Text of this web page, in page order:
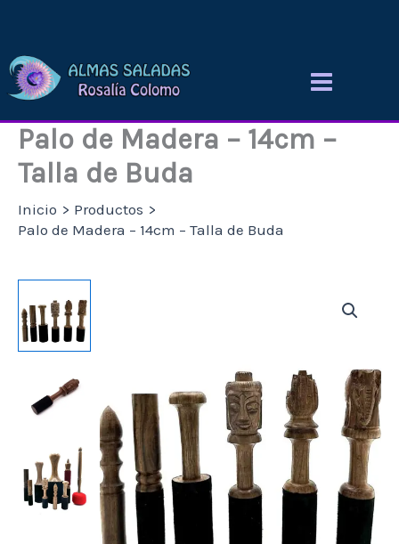
contenido
Palo de Madera – 14cm –
Talla de Buda
Inicio
Productos
Palo de Madera – 14cm – Talla de Buda
de
Madera
Talla